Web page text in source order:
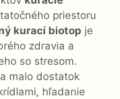
priestoru
kurací biotop je
zdravia a
so stresom.
malo dostatok
hľadanie